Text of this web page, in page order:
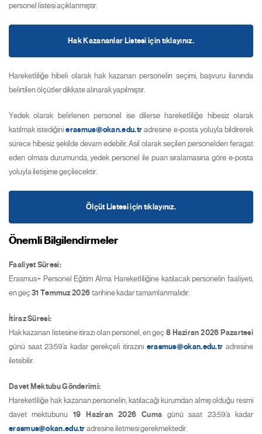
personel listesi açıklanmıştır.
Hak Kazananlar Listesi için tıklayınız.
Hareketliliğe hibeli olarak hak kazanan personelin seçimi, başvuru ilanında
belirtilen ölçütler dikkate alınarak yapılmıştır.
Yedek olarak belirlenen personel ise dilerse hareketliliğe hibesiz olarak
katılmak istediğinierasmus@okan.edu.tr adresine e-posta yoluyla bildirerek
sürece hibesiz şekilde devam edebilir. Asil olarak seçilen personelden feragat
eden olması durumunda, yedek personel ile puan sıralamasına göre e-posta
yoluyla iletişime geçilecektir.
Ölçüt Listesi için tıklayınız.
Önemli Bilgilendirmeler
Faaliyet Süresi:
Erasmus+ Personel Eğitim Alma Hareketliliğine katılacak personelin faaliyeti,
en geç31 Temmuz 2026 tarihine kadar tamamlanmalıdır.
İtiraz Süresi:
Hak kazanan listesine itirazı olan personel, en geç 8 Haziran 2026 Pazartesi
günü saat 23:59’a kadar gerekçeli itirazını erasmus@okan.edu.tr adresine
iletebilir.
Davet Mektubu Gönderimi:
Hareketliliğe hak kazanan personelin, katılacağı kurumdan almış olduğu resmi
davet mektubunu 19 Haziran 2026 Cuma günü saat 23:59’a kadar
erasmus@okan.edu.tr adresine iletmesi gerekmektedir.